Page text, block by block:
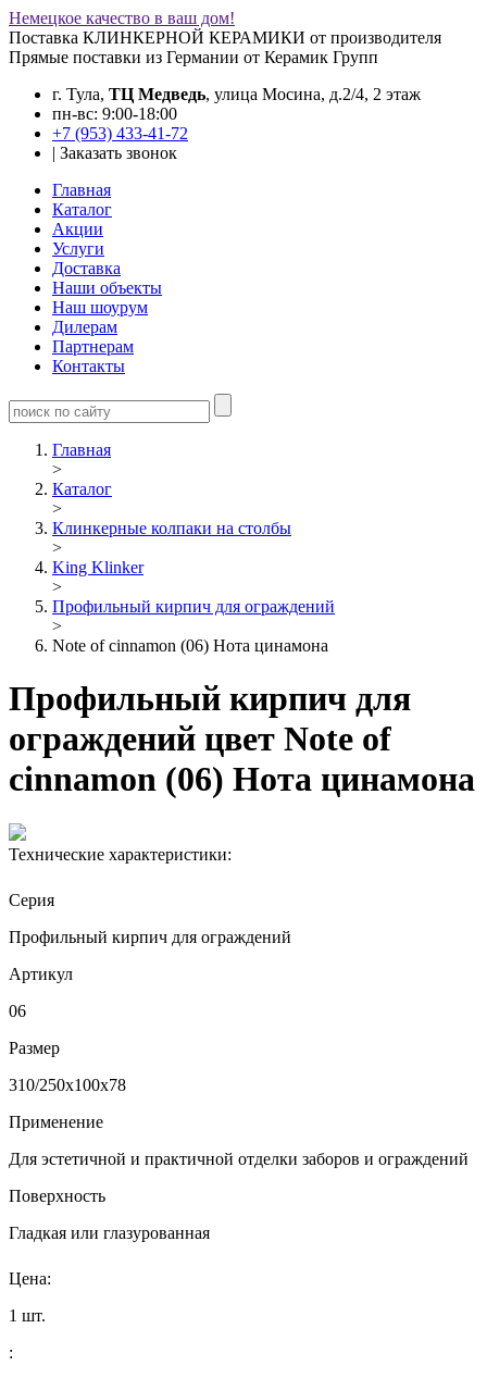
Немецкое качество в ваш дом!
Поставка КЛИНКЕРНОЙ КЕРАМИКИ от производителя
Прямые поставки из Германии от Керамик Групп
г. Тула, ТЦ Медведь, улица Мосина, д.2/4, 2 этаж
пн-вс: 9:00-18:00
+7 (953) 433-41-72
| Заказать звонок
Главная
Каталог
Акции
Услуги
Доставка
Наши объекты
Наш шоурум
Дилерам
Партнерам
Контакты
Главная
>
Каталог
>
Клинкерные колпаки на столбы
>
King Klinker
>
Профильный кирпич для ограждений
>
Note of cinnamon (06) Нота цинамона
Профильный кирпич для
ограждений цвет Note of
cinnamon (06) Нота цинамона
Технические характеристики:
Серия
Профильный кирпич для ограждений
Артикул
06
Размер
310/250x100x78
Применение
Для эстетичной и практичной отделки заборов и ограждений
Поверхность
Гладкая или глазурованная
Цена:
1 шт.
: